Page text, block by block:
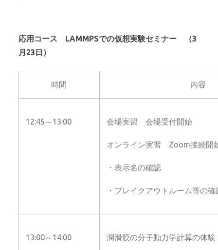
応用コース LAMMPSでの仮想実験セミナー （3
月23日）
時間 内容
12:45～13:00 会場実習 会場受付開始
オンライン実習 Zoom接続開
・表示名の確認
・ブレイクアウトルーム等の確
13:00～14:00 潤滑膜の分子動力学計算の体験